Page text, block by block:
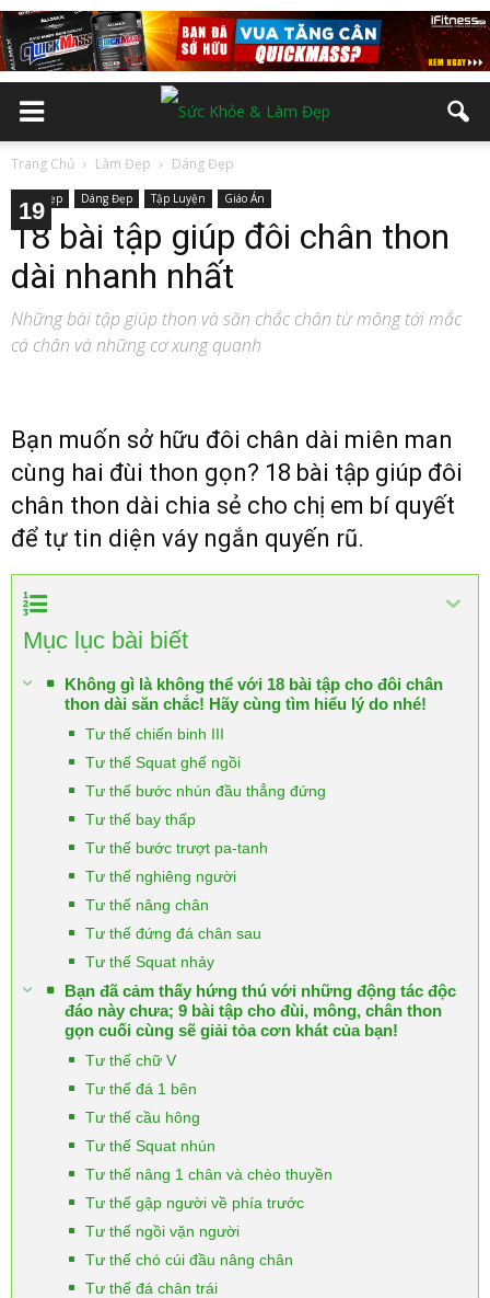
Trang Chủ Làm Đẹp Dáng Đẹp
Làm Đẹp Dáng Đẹp Tập Luyện Giáo Án
18 bài tập giúp đôi chân thon
dài nhanh nhất
Những bài tập giúp thon và săn chắc chân từ mông tới mắc
cá chân và những cơ xung quanh
Bạn muốn sở hữu đôi chân dài miên man
cùng hai đùi thon gọn? 18 bài tập giúp đôi
chân thon dài chia sẻ cho chị em bí quyết
để tự tin diện váy ngắn quyến rũ.
Mục lục bài biết
Không gì là không thể với 18 bài tập cho đôi chân
thon dài săn chắc! Hãy cùng tìm hiểu lý do nhé!
Tư thế chiến binh III
Tư thế Squat ghế ngồi
Tư thế bước nhún đầu thẳng đứng
Tư thế bay thấp
Tư thế bước trượt pa-tanh
Tư thế nghiêng người
Tư thế nâng chân
Tư thế đứng đá chân sau
Tư thế Squat nhảy
Bạn đã cảm thấy hứng thú với những động tác độc
đáo này chưa; 9 bài tập cho đùi, mông, chân thon
gọn cuối cùng sẽ giải tỏa cơn khát của bạn!
Tư thế chữ V
Tư thế đá 1 bên
Tư thế cầu hông
Tư thế Squat nhún
Tư thế nâng 1 chân và chèo thuyền
Tư thế gập người về phía trước
Tư thế ngồi vặn người
Tư thế chó cúi đầu nâng chân
Tư thế đá chân trái
2
3
4
5
6
7
8
9
10
11
12
13
14
15
16
17
18
19